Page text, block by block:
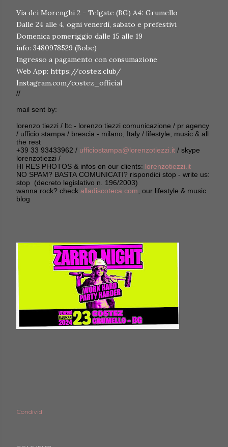
Via dei Morenghi 2 - Telgate (BG) A4: Grumello
Dalle 24 alle 4, ogni venerdì, sabato e prefestivi
Domenica pomeriggio dalle 15 alle 19
info: 3480978529 (Bobe)
Ingresso a pagamento con consumazione
Web App: https://costez.club/
Instagram.com/costez_official
//
mail sent by:
lorenzo tiezzi / ltc - lorenzo tiezzi comunicazione / pr agency
/ ufficio stampa / brescia - milano, Italy / lifestyle, music & all
the rest
+39 33 93433962 / ufficiostampa@lorenzotiezzi.it / skype
lorenzotiezzi /
HI RES PHOTOS & infos on our clients: lorenzotiezzi.it
NO SPAM? BASTA COMUNICATI? rispondici stop - write us:
stop (decreto legislativo n. 196/2003)
wanna rock? check alladiscoteca.com , our lifestyle & music
blog
Condividi